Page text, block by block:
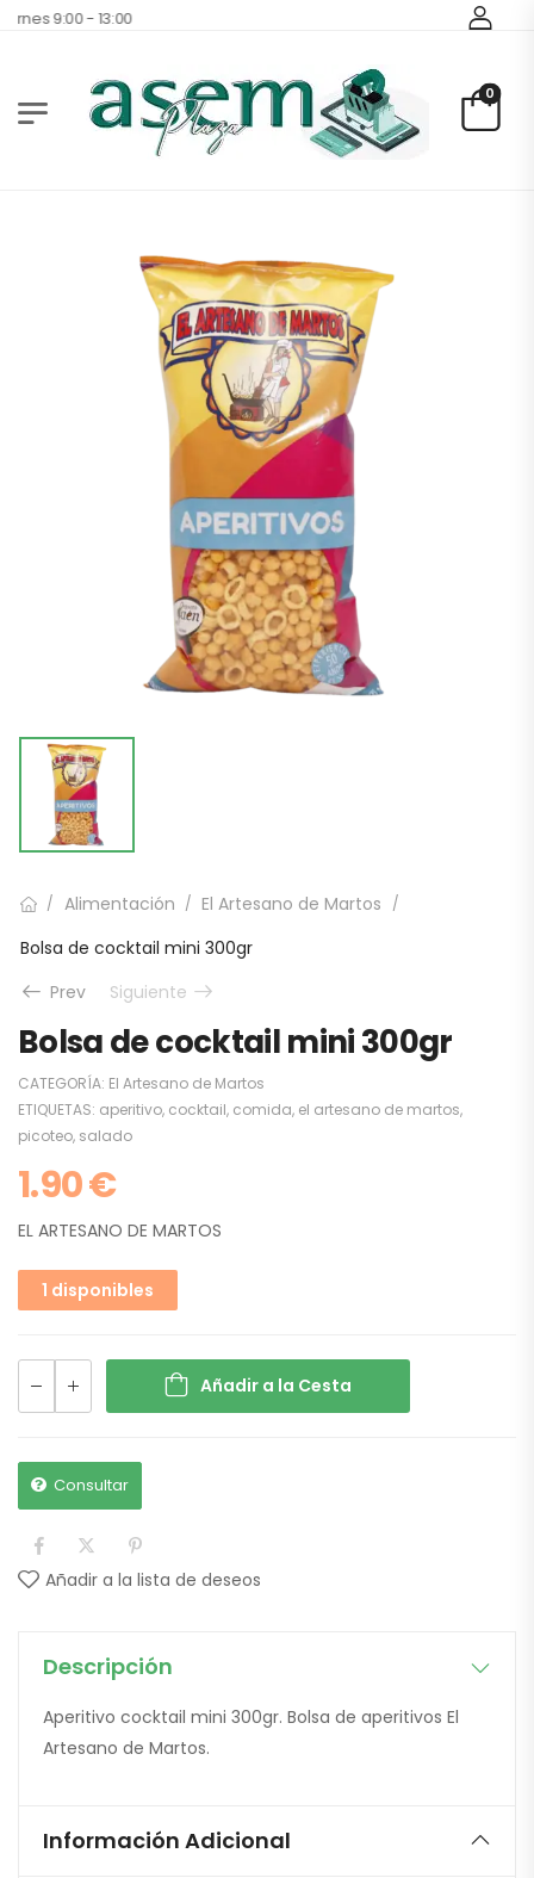
9:00 - 13:00
0
/ Alimentación / El Artesano de Martos /
Bolsa de cocktail mini 300gr
Prev
Siguiente
Bolsa de cocktail mini 300gr
CATEGORÍA: El Artesano de Martos
ETIQUETAS: aperitivo, cocktail, comida, el artesano de martos,
picoteo, salado
1.90€
EL ARTESANO DE MARTOS
1 disponibles
Añadir a la Cesta
Consultar
Añadir a la lista de deseos
Descripción
Aperitivo cocktail mini 300gr. Bolsa de aperitivos El
Artesano de Martos.
Información Adicional